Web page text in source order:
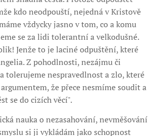
kdo neodpouští, nejedná v Kristově
vždycky jasno v tom, co a komu
se za lidi tolerantní a velkodušné.
Jenže to je laciné odpuštění, které
Z pohodlnosti, nezájmu či
tolerujeme nespravedlnost a zlo, které
že přece nesmíme soudit a
se do cizích věcí".
nauka o nezasahování, nevměšování
si ji vykládám jako schopnost